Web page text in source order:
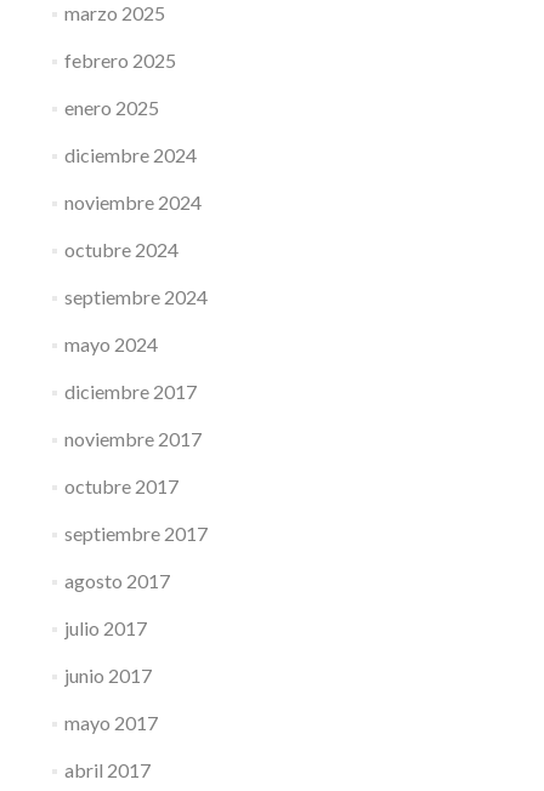
marzo 2025
febrero 2025
enero 2025
diciembre 2024
noviembre 2024
octubre 2024
septiembre 2024
mayo 2024
diciembre 2017
noviembre 2017
octubre 2017
septiembre 2017
agosto 2017
julio 2017
junio 2017
mayo 2017
abril 2017